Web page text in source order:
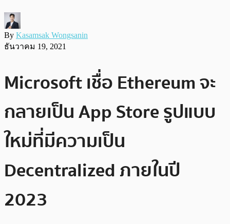
By Kasamsak Wongsanin
ธันวาคม 19, 2021
Microsoft เชื่อ Ethereum จะ
กลายเป็น App Store รูปแบบ
ใหม่ที่มีความเป็น
Decentralized ภายในปี
2023